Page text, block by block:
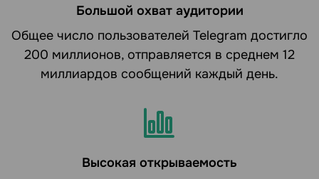
Большой охват аудитории
Общее число пользователей Telegram достигло
200 миллионов, отправляется в среднем 12
миллиардов сообщений каждый день.
Высокая открываемость